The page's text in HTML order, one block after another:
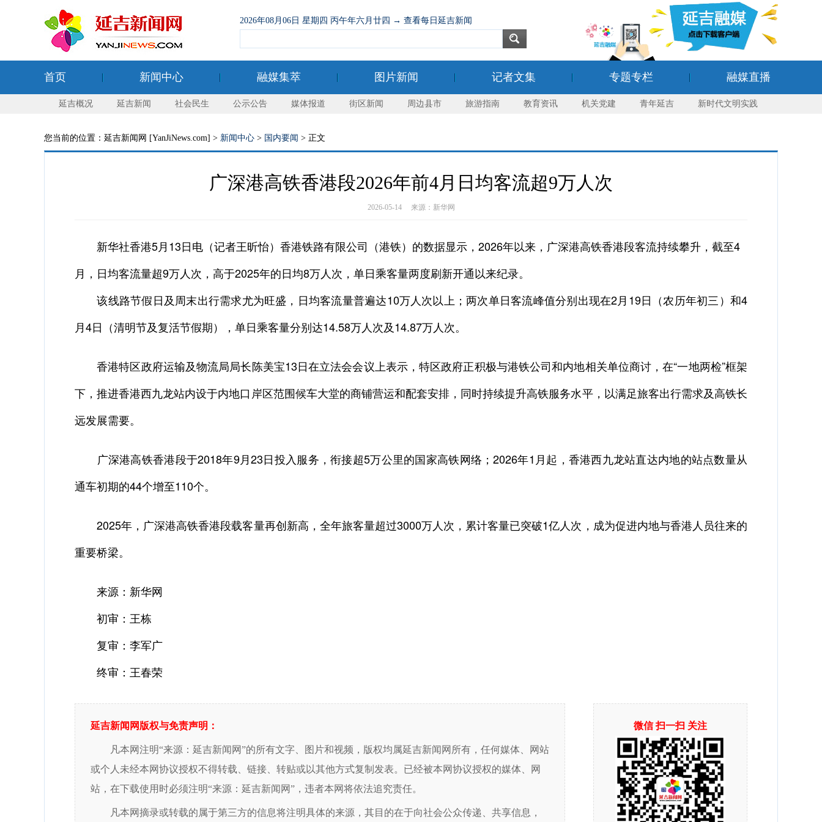
2026年08月06日 星期四 丙午年六月廿四 → 查看每日延吉新闻
首页 新闻中心 融媒集萃 图片新闻 记者文集 专题专栏 融媒直播
延吉概况 延吉新闻 社会民生 公示公告 媒体报道 街区新闻 周边县市 旅游指南 教育资讯 机关党建 青年延吉 新时代文明实践
您当前的位置：延吉新闻网 [YanJiNews.com] > 新闻中心 > 国内要闻 > 正文
广深港高铁香港段2026年前4月日均客流超9万人次
2026-05-14 来源：新华网
新华社香港5月13日电（记者王昕怡）香港铁路有限公司（港铁）的数据显示，2026年以来，广深港高铁香港段客流持续攀升，截至4
月，日均客流量超9万人次，高于2025年的日均8万人次，单日乘客量两度刷新开通以来纪录。
该线路节假日及周末出行需求尤为旺盛，日均客流量普遍达10万人次以上；两次单日客流峰值分别出现在2月19日（农历年初三）和4
月4日（清明节及复活节假期），单日乘客量分别达14.58万人次及14.87万人次。
香港特区政府运输及物流局局长陈美宝13日在立法会会议上表示，特区政府正积极与港铁公司和内地相关单位商讨，在“一地两检”框架
下，推进香港西九龙站内设于内地口岸区范围候车大堂的商铺营运和配套安排，同时持续提升高铁服务水平，以满足旅客出行需求及高铁长
远发展需要。
广深港高铁香港段于2018年9月23日投入服务，衔接超5万公里的国家高铁网络；2026年1月起，香港西九龙站直达内地的站点数量从
通车初期的44个增至110个。
2025年，广深港高铁香港段载客量再创新高，全年旅客量超过3000万人次，累计客量已突破1亿人次，成为促进内地与香港人员往来的
重要桥梁。
来源：新华网
初审：王栋
复审：李军广
终审：王春荣
微信 扫一扫 关注
延吉新闻网版权与免责声明：
凡本网注明“来源：延吉新闻网”的所有文字、图片和视频，版权均属延吉新闻网所有，任何媒体、网站
或个人未经本网协议授权不得转载、链接、转贴或以其他方式复制发表。已经被本网协议授权的媒体、网
站，在下载使用时必须注明“来源：延吉新闻网”，违者本网将依法追究责任。
凡本网摘录或转载的属于第三方的信息将注明具体的来源，其目的在于向社会公众传递、共享信息，